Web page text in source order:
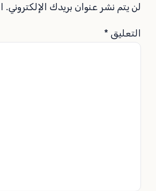
لن يتم نشر عنوان بريدك الإلكتروني.
التعليق*